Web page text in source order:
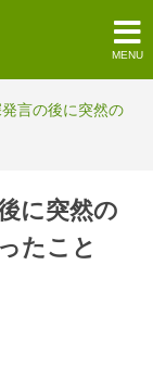
MENU
言の後に突然の
に突然の
たこと